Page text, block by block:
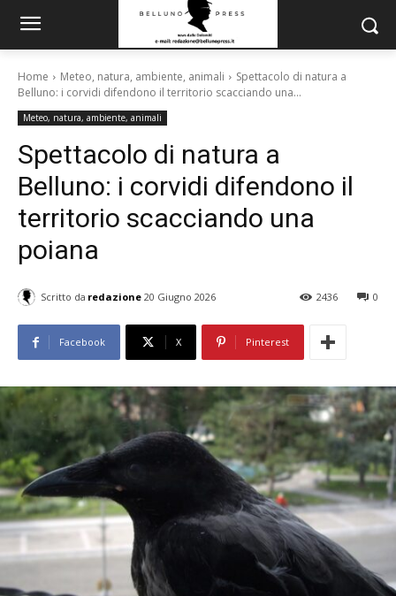
Home Meteo, natura, ambiente, animali
Spettacolo di natura a
Belluno: i corvidi difendono il territorio scacciando una...
Meteo, natura, ambiente, animali
Spettacolo di natura a
Belluno: i corvidi difendono il
territorio scacciando una
poiana
Scritto da redazione 20 Giugno 2026 0
2436
Facebook X Pinterest